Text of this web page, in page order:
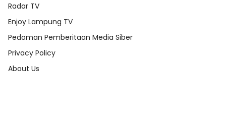
Radar TV
Enjoy Lampung TV
Pedoman Pemberitaan Media Siber
Privacy Policy
About Us